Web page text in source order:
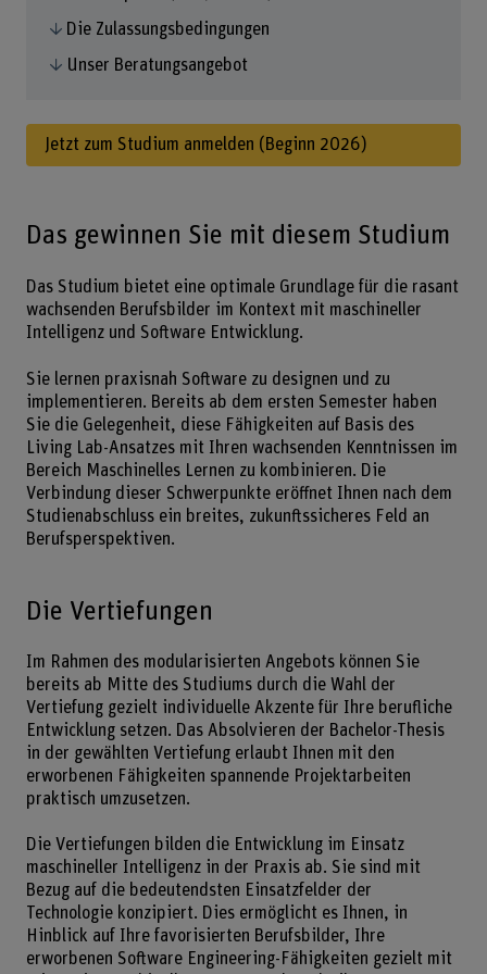
Das gewinnen Sie mit diesem Studium
Das Studium bietet eine optimale Grundlage für die rasant
wachsenden Berufsbilder im Kontext mit maschineller
Intelligenz und Software Entwicklung.
Sie lernen praxisnah Software zu designen und zu
implementieren. Bereits ab dem ersten Semester haben
Sie die Gelegenheit, diese Fähigkeiten auf Basis des
Living Lab-Ansatzes mit Ihren wachsenden Kenntnissen im
Bereich Maschinelles Lernen zu kombinieren. Die
Verbindung dieser Schwerpunkte eröffnet Ihnen nach dem
Studienabschluss ein breites, zukunftssicheres Feld an
Berufsperspektiven.
Die Vertiefungen
Im Rahmen des modularisierten Angebots können Sie
bereits ab Mitte des Studiums durch die Wahl der
Vertiefung gezielt individuelle Akzente für Ihre berufliche
Entwicklung setzen. Das Absolvieren der Bachelor-Thesis
in der gewählten Vertiefung erlaubt Ihnen mit den
erworbenen Fähigkeiten spannende Projektarbeiten
praktisch umzusetzen.
Die Vertiefungen bilden die Entwicklung im Einsatz
maschineller Intelligenz in der Praxis ab. Sie sind mit
Bezug auf die bedeutendsten Einsatzfelder der
Technologie konzipiert. Dies ermöglicht es Ihnen, in
Hinblick auf Ihre favorisierten Berufsbilder, Ihre
erworbenen Software Engineering-Fähigkeiten gezielt mit
Die Zulassungsbedingungen
Unser Beratungsangebot
Jetzt zum Studium anmelden (Beginn 2026)